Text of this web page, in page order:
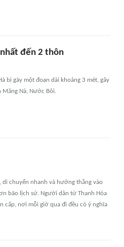
đến 2 thôn
bị gãy một đoạn dài khoảng 3 mét, gây
Nà, Nước Bôi.
di chuyển nhanh và hướng thẳng vào
bão lịch sử. Người dân từ Thanh Hóa
cấp, nơi mỗi giờ qua đi đều có ý nghĩa